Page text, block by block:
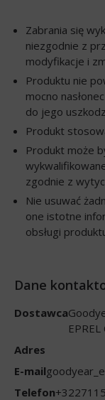
Zabrania się
niezgodnie z
modyfikacje i
Produktu nie
mocno
do jego
Produkt
Produkt może
zgodnie z
Nie usuwać
one istotne
obsługi
Dane
Dostawca
Adres
E-mail
Telefon